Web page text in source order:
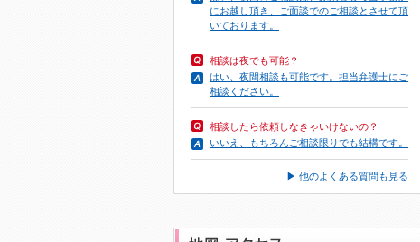
にお越し頂き、ご面談でのご相談とさせて頂
いております。
相談は夜でも可能？
はい、夜間相談も可能です。担当弁護士にご
相談ください。
相談したら依頼しなきゃいけないの？
いいえ、もちろんご相談限りでも結構です。
▶ 他のよくある質問も見る